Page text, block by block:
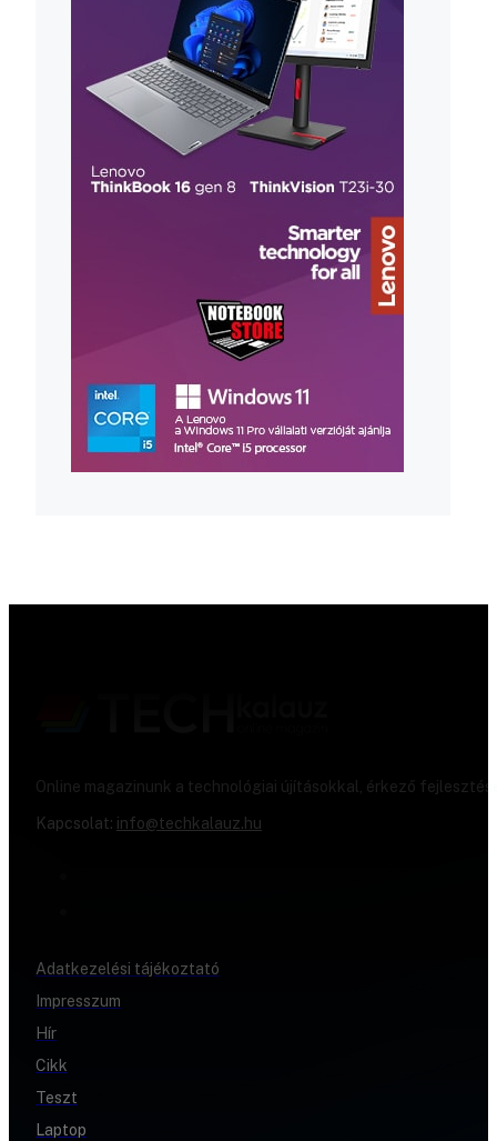
Online magazinunk a technológiai újításokkal, érkező
Kapcsolat: info@techkalauz.hu
Adatkezelési tájékoztató
Impresszum
Hír
Cikk
Teszt
Laptop